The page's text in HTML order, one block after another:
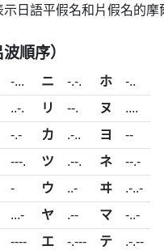
示日語平假名和片假名的
順序）
-... ニ -.-. ホ
-..
..-. リ --. ヌ
....
-.- カ .-.. ヨ
--
---. ツ .--. ネ
--.-
- ウ ..- ヰ
.-..-
...- ヤ .-- マ
-..-
---- エ -.--- テ
.-.--